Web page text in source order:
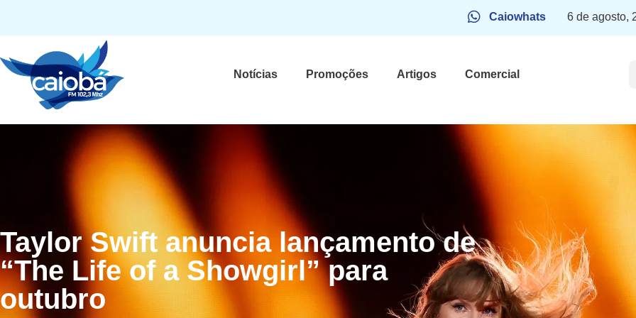
Caiowhats 6 de agosto,
Notícias Promoções Artigos Comercial
Taylor Swift anuncia lançamento de
“The Life of a Showgirl” para
outubro